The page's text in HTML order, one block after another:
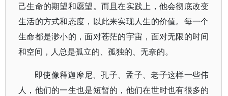
己生命的期望和愿望。而且在实践上，他会彻底改变
生活的方式和态度，以此来实现人生的价值。每一个
生命都是渺小的，面对苍茫的宇宙，面对无限的时间
和空间，人总是孤立的、孤独的、无奈的。
即使像释迦摩尼、孔子、孟子、老子这样一些伟
人，他们的一生也是短暂的，他们在世时也有很多的